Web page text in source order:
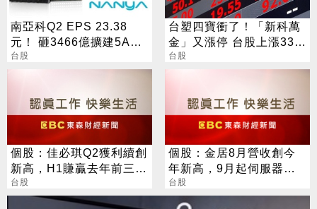
南亞科Q2 EPS 23.38
元！ 砸3466億擴建5A新
廠 今年資本支出增至697
台股
台塑四寶衝了！「新科萬
金」又漲停 台股上漲330
點
台股
個股：佳必琪Q2獲利續創
新高，H1賺贏去年前三
季，持續加碼取得崧騰股
權
台股
個股：金居8月營收創今
年新高，9月起伺服器效
益顯現，Q4雙率更可望大
彈升
台股